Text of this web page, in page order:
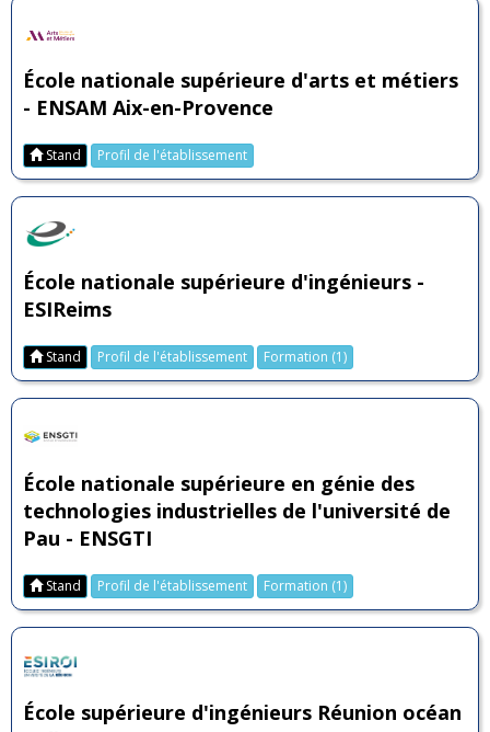
École nationale supérieure d'arts et métiers
- ENSAM Aix-en-Provence
Stand Profil de l'établissement
École nationale supérieure d'ingénieurs -
ESIReims
Stand Profil de l'établissement Formation (1)
École nationale supérieure en génie des
technologies industrielles de l'université de
Pau - ENSGTI
Stand Profil de l'établissement Formation (1)
École supérieure d'ingénieurs Réunion océan